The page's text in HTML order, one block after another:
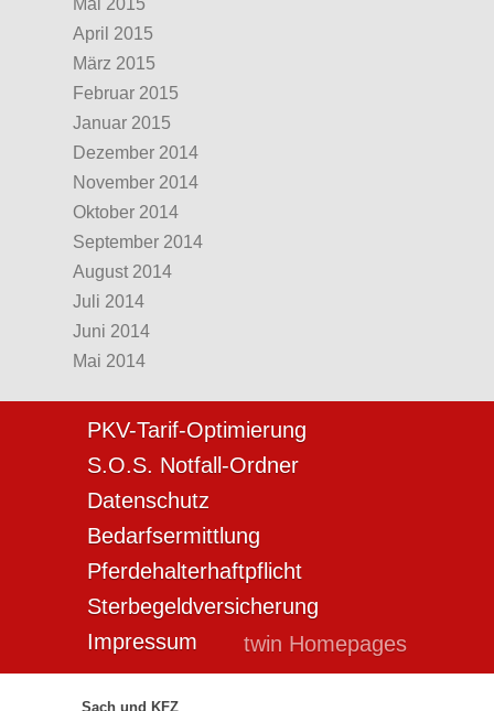
Mai 2015
April 2015
März 2015
Februar 2015
Januar 2015
Dezember 2014
November 2014
Oktober 2014
September 2014
August 2014
Juli 2014
Juni 2014
Mai 2014
PKV-Tarif-Optimierung
S.O.S. Notfall-Ordner
Datenschutz
Bedarfsermittlung
Pferdehalterhaftpflicht
Sterbegeldversicherung
Impressum
twin Homepages
Sach und KFZ